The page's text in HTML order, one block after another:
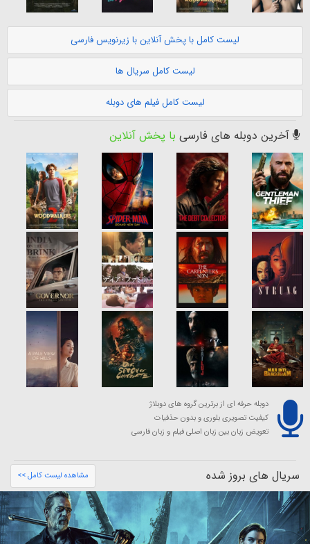
لیست کامل با پخش آنلاین با زیرنویس فارسی
لیست کامل سریال ها
لیست کامل فیلم های دوبله
آخرین دوبله های فارسی با پخش آنلاین
دوبله حرفه ای از برترین گروه های دوبلاژ
کیفیت تصویری بلوری و بدون حذفیات
تعویض زبان بین زبان اصلی فیلم و زبان فارسی
سریال های بروز شده مشاهده لیست کامل >>